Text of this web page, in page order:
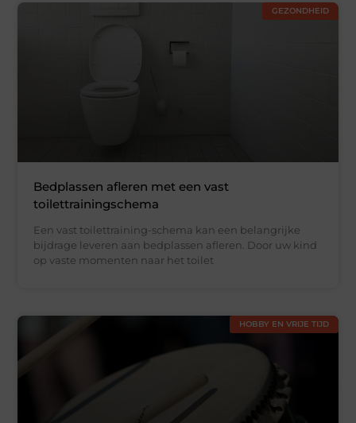
GEZONDHEID
Bedplassen afleren met een vast
toilettrainingschema
Een vast toilettraining-schema kan een belangrijke
bijdrage leveren aan bedplassen afleren. Door uw kind
op vaste momenten naar het toilet
HOBBY EN VRIJE TIJD